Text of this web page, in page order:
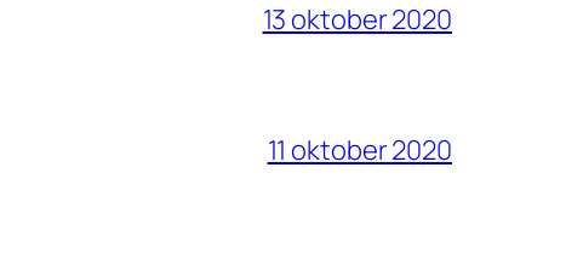
13 oktober 2020
11 oktober 2020